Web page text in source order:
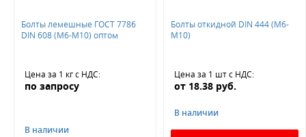
Болты лемешные ГОСТ 7786
DIN 608 (М6-М10) оптом
Цена за 1 кгс НДС:
по запросу
В наличии
Болты откидной DIN 444 (М6-
М10)
Цена за 1 штс НДС:
от 18.38 руб.
В наличии